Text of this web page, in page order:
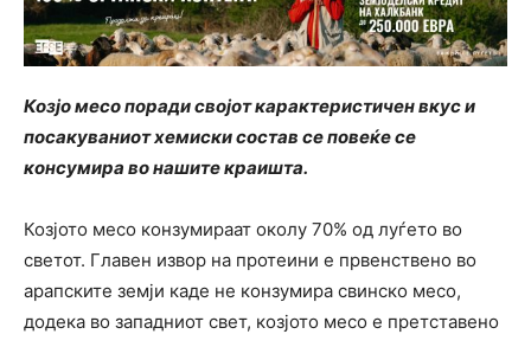
Козјо месо поради својот карактеристичен вкус и
посакуваниот хемиски состав се повеќе се
консумира во нашите краишта.
Козјото месо конзумираат околу 70% од луѓето во
светот. Главен извор на протеини е првенствено во
арапските земји каде не конзумира свинско месо,
додека во западниот свет, козјото месо е претставено